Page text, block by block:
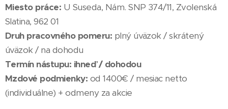
Miesto práce: U Suseda, Nám. SNP 374/11, Zvolenská
Slatina, 962 01
Druh pracovného pomeru: plný úväzok / skrátený
úväzok / na dohodu
Termín nástupu: ihneď / dohodou
Mzdové podmienky: od 1400€ / mesiac netto
(individuálne) + odmeny za akcie